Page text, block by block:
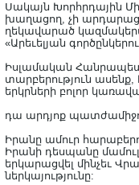
Սակայն Խորհրդային
խաղացող, չի
ղեկավարած
«Արեւելյան
Իսլամական
տարբերություն
երկրների բոլոր
դա արդյոք
Իրանը ամուր
Իրանի դեսպանը
երկարացվել մինչեւ
ներկայությունը: